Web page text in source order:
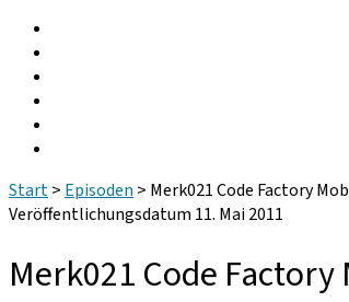
Start> Episoden > Merk021 Code Factory
Veröffentlichungsdatum 11. Mai 2011
Merk021 Code